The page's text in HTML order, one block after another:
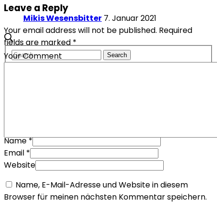
Mikis Wesensbitter 7. Januar 2021
Leave a Reply
Your email address will not be published. Required
fields are marked *
Your Comment
Name*
Email *
Website
Name, E-Mail-Adresse und Website in diesem
Browser für meinen nächsten Kommentar speichern.